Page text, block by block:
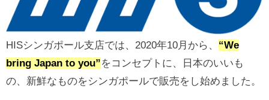
HISシンガポール支店では、2020年10月から、 “We
bring Japan to you”をコンセプトに、日本のいいも
の、新鮮なものをシンガポールで販売をし始めました。